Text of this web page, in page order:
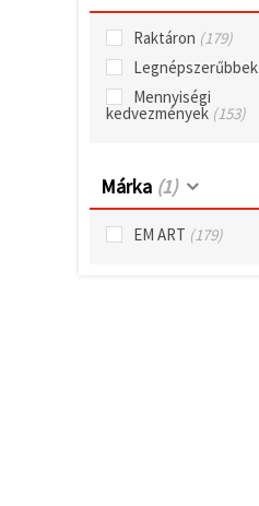
Raktáron (179)
Legnépszerűbbek
Mennyiségi
kedvezmények (153)
Márka (1)
EM ART (179)